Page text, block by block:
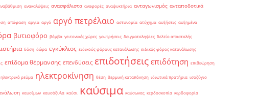
ανακαλύψεις ανασφάλιστα αναφορές αναψυκτήρια ανταγωνισμός ανταποδοτικά
απόφαση αργία αργό αργό πετρέλαιο αστυνομία ατύχημα αυξήσεις αυξημένα
βυτιοφόρο βόμβα γειτονικές χώρες γεωτρήσεις δειγματοληψίες δελτίο αποστολής
δόση δώρα εγκύκλιος ειδικούς φόρους κατανάλωσης ειδικός φόρος κατανάλωσης
επίδομα θέρμανσης επενδύσεις επιδοτήσεις επιδότηση επιθεώρηση
ηλεκτρικό ρεύμα ηλεκτροκίνηση θέση θερμική καταπόνηση ιδιωτικά πρατήρια ισοζύγιο
καυσίμων καυσόξυλα καύσι καύσιμα καύσωνας κερδοσκοπία κερδοφορία